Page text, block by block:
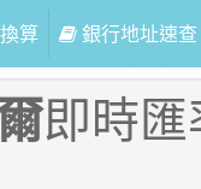
算 銀行地址速查
即時